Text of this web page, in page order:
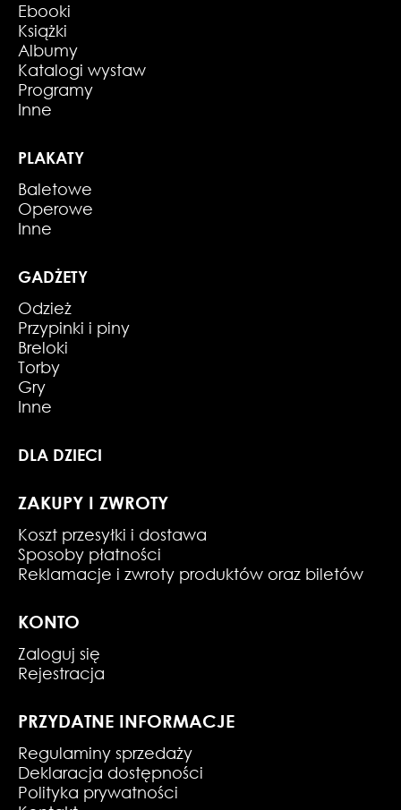
Ebooki
Książki
Albumy
Katalogi wystaw
Programy
Inne
PLAKATY
Baletowe
Operowe
Inne
GADŻETY
Odzież
Przypinki i piny
Breloki
Torby
Gry
Inne
DLA DZIECI
ZAKUPY I ZWROTY
Koszt przesyłki i dostawa
Sposoby płatności
Reklamacje i zwroty produktów oraz biletów
KONTO
Zaloguj się
Rejestracja
PRZYDATNE INFORMACJE
Regulaminy sprzedaży
Deklaracja dostępności
Polityka prywatności